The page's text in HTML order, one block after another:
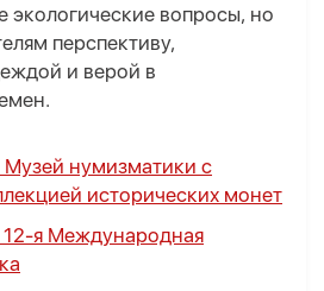
экологические вопросы, но
перспективу,
и верой в
Музей нумизматики с
исторических монет
12-я Международная